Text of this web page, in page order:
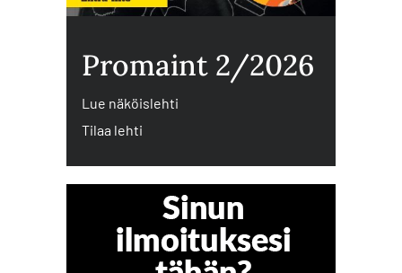
Promaint 2/2026
Lue näköislehti
Tilaa lehti